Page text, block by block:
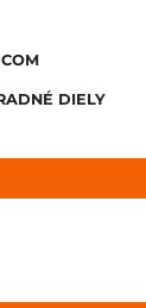
DIELY